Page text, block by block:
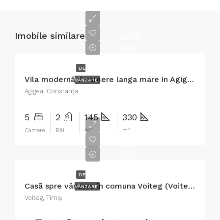
Imobile similare
DE
VÂNZARE Vila modernă 5 camere langa mare in Agigea cartier nou – finisata si utilata
Agigea, Constanța
5
Camere
2
Băi
145
m²
330
m²
DE
VÂNZARE Casã spre vânzare în comuna Voiteg (Voiteni)jud.Timiș
Voiteg, Timiș